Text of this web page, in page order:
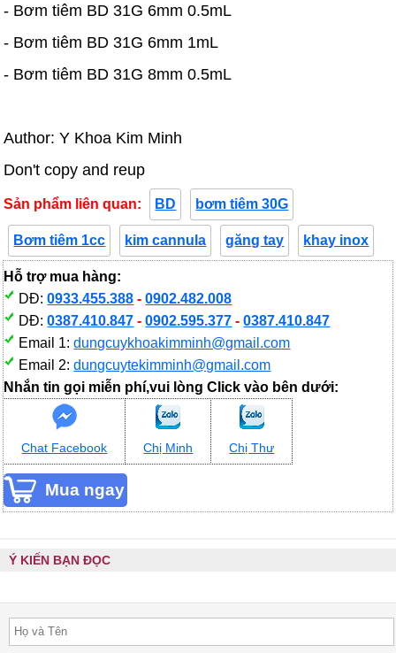
- Bơm tiêm BD 31G 6mm 0.5mL
- Bơm tiêm BD 31G 6mm 1mL
- Bơm tiêm BD 31G 8mm 0.5mL
Author: Y Khoa Kim Minh
Don't copy and reup
Sản phẩm liên quan: BD bơm tiêm 30G
Bơm tiêm 1cc kim cannula găng tay khay inox
Hỗ trợ mua hàng:
DĐ:0933.455.388 -0902.482.008
DĐ:0387.410.847 -0902.595.377 -0387.410.847
Email 1:dungcuykhoakimminh@gmail.com
Email 2:dungcuytekimminh@gmail.com
Nhắn tin gọi miễn phí,vui lòng Click vào bên dưới:
Chat Facebook Chị Minh Chị Thư
Ý KIẾN BẠN ĐỌC